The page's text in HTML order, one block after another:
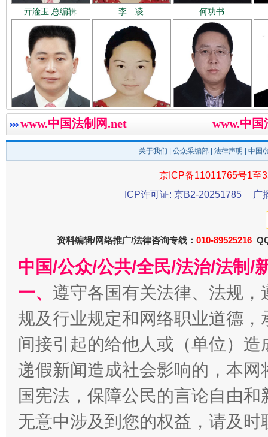
一枚“钉子”竟然扎入要害部门
衣柜里的秘密 高速路
亓淦玉 总编辑 李 凌 何功书
www.中国法制网.net www.中
关于我们 公众采编部 法律声明 | 中国
京ICP备11011765号1至
ICP许可证: 京B2-20251785
广
资料编辑/网络推广/法律咨询专线： 010-89525216
中国/公众/公共/全民/法治/法制/
一、 遵守各国有关法律、法规
规及行业规定和网络职业道德
间接引起的给他人或（单位）
递假新闻造成社会影响的，本
国宪法，保障公民的言论自由
无意中涉及到您的权益，请及